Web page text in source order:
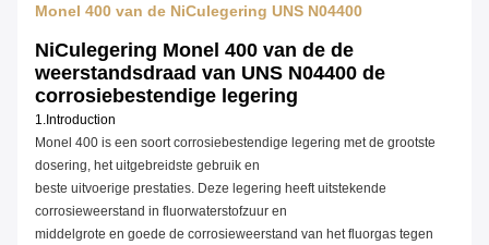
Monel 400 van de NiCulegering UNS N04400
NiCulegering Monel 400 van de de
weerstandsdraad van UNS N04400 de
corrosiebestendige legering
1.Introduction
Monel 400 is een soort corrosiebestendige legering met de grootste
dosering, het uitgebreidste gebruik en
beste uitvoerige prestaties. Deze legering heeft uitstekende
corrosieweerstand in fluorwaterstofzuur en
middelgrote en goede de corrosieweerstand van het fluorgas tegen